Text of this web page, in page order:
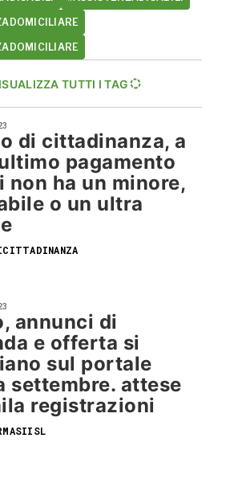
TUTTI I TAG
di cittadinanza, a
pagamento
non ha un minore,
o un ultra
annunci di
e offerta si
sul portale
settembre. attese
registrazioni